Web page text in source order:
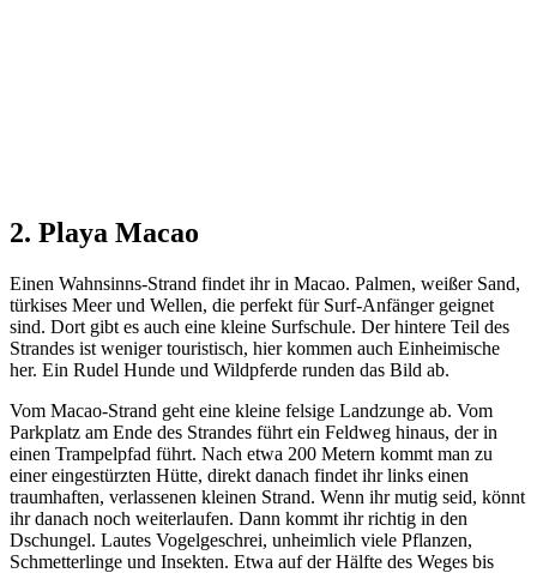
2. Playa Macao
Einen Wahnsinns-Strand findet ihr in Macao. Palmen, weißer Sand,
türkises Meer und Wellen, die perfekt für Surf-Anfänger geignet
sind. Dort gibt es auch eine kleine Surfschule. Der hintere Teil des
Strandes ist weniger touristisch, hier kommen auch Einheimische
her. Ein Rudel Hunde und Wildpferde runden das Bild ab.
Vom Macao-Strand geht eine kleine felsige Landzunge ab. Vom
Parkplatz am Ende des Strandes führt ein Feldweg hinaus, der in
einen Trampelpfad führt. Nach etwa 200 Metern kommt man zu
einer eingestürzten Hütte, direkt danach findet ihr links einen
traumhaften, verlassenen kleinen Strand. Wenn ihr mutig seid, könnt
ihr danach noch weiterlaufen. Dann kommt ihr richtig in den
Dschungel. Lautes Vogelgeschrei, unheimlich viele Pflanzen,
Schmetterlinge und Insekten. Etwa auf der Hälfte des Weges bis